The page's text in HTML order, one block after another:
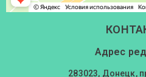
Адрес
283023, Донецк,